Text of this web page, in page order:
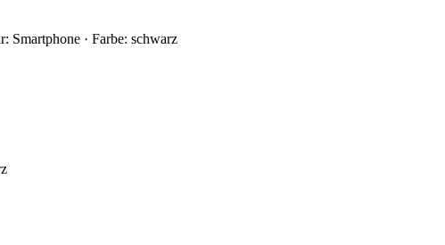
Smartphone · Farbe: schwarz